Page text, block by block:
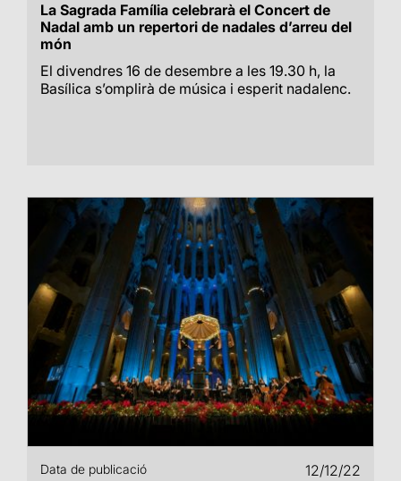
La Sagrada Família celebrarà el Concert de
Nadal amb un repertori de nadales d’arreu del
món
El divendres 16 de desembre a les 19.30 h, la
Basílica s’omplirà de música i esperit nadalenc.
Data de publicació 12/12/22